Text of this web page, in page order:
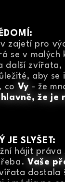
v zajetí pro
se v malých
další zvířata,
aby se
co Vy - že
že je
JE SLYŠET:
hájit
Vaše
dostala